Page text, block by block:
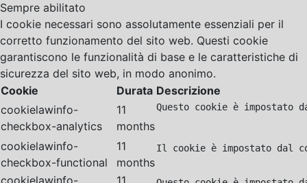
Sempre abilitato
I cookie necessari sono assolutamente essenziali per il
corretto funzionamento del sito web. Questi cookie
garantiscono le funzionalità di base e le caratteristiche di
sicurezza del sito web, in modo anonimo.
Cookie
Durata Descrizione
cookielawinfo-
checkbox-analytics
11
months
Questo cookie è
cookielawinfo-
checkbox-functional
11
months
Il cookie è impostato dal
cookielawinfo-
11